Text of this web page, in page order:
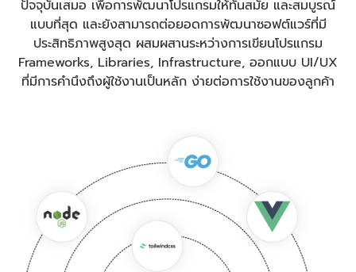
ปัจจุบันเสมอ เพื่อการพัฒนาโปรแกรมให้ทันสมัย และสมบูรณ์
แบบที่สุด และยังสามารถต่อยอดการพัฒนาซอฟต์แวร์ที่มี
ประสิทธิภาพสูงสุด ผสมผสานระหว่างการเขียนโปรแกรม
Frameworks, Libraries, Infrastructure, ออกแบบ UI/UX
ที่มีการคำนึงถึงผู้ใช้งานเป็นหลัก ง่ายต่อการใช้งานของลูกค้า